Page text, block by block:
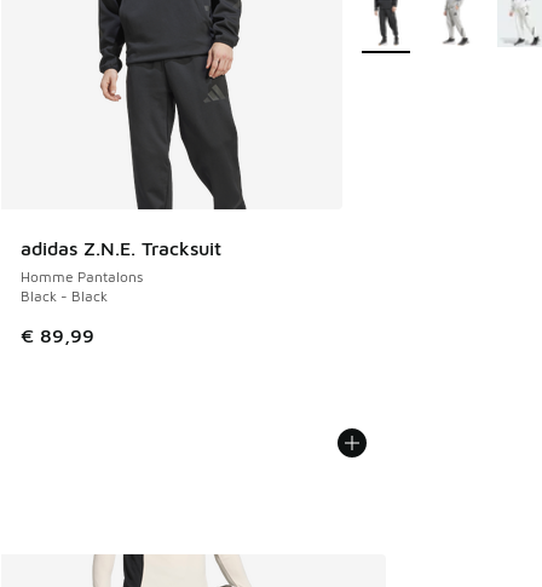
adidas Z.N.E. Tracksuit
Homme Pantalons
Black - Black
€ 89,99
Plus de couleurs